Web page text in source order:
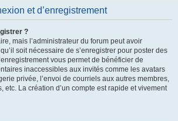
et d’enregistrement
?
mais l’administrateur du forum peut avoir
soit nécessaire de s’enregistrer pour poster des
vous permet de bénéficier de
inaccessibles aux invités comme les avatars
privée, l’envoi de courriels aux autres membres,
etc. La création d’un compte est rapide et vivement